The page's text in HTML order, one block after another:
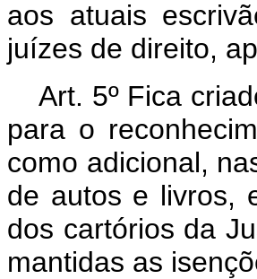
aos atuais
juízes de direito,
Art. 5º Fica
para o
como adicional,
de autos e livros,
dos cartórios da
mantidas as